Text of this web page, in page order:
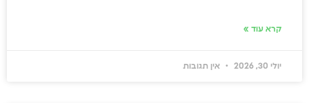
קרא עוד »
יולי 30, 2026 אין תגובות